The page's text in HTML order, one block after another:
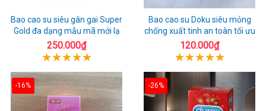
Bao cao su siêu gân gai Super
Gold đa dạng mẫu mã mới lạ
250.000₫
Bao cao su Doku siêu mỏng
chống xuất tinh an toàn tối ưu
120.000₫
-16% -26%